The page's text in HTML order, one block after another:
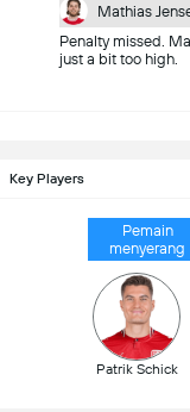
Mathias
Penalty missed.
just a bit too high.
Key Players
Pemain
menyerang
Patrik Schick